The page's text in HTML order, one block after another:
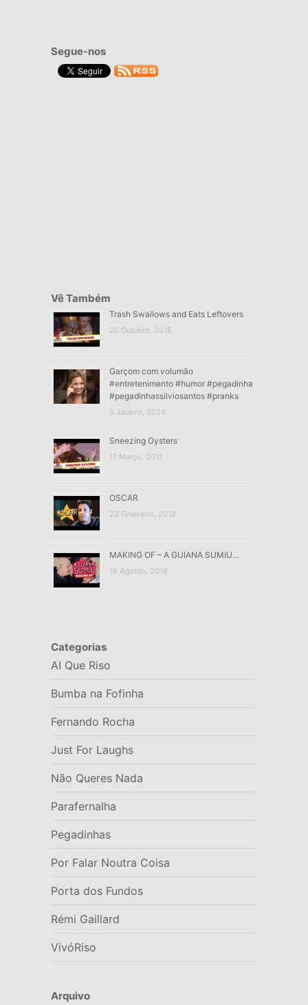
Segue-nos
Vê Também
Trash Swallows and Eats Leftovers
20 Outubro, 2015
Garçom com volumão
#entretenimento #humor #pegadinha
#pegadinhassilviosantos #pranks
5 Janeiro, 2024
Sneezing Oysters
17 Março, 2011
OSCAR
23 Fevereiro, 2019
MAKING OF – A GUIANA SUMIU…
18 Agosto, 2019
Categorias
AI Que Riso
Bumba na Fofinha
Fernando Rocha
Just For Laughs
Não Queres Nada
Parafernalha
Pegadinhas
Por Falar Noutra Coisa
Porta dos Fundos
Rémi Gaillard
VivóRiso
Arquivo